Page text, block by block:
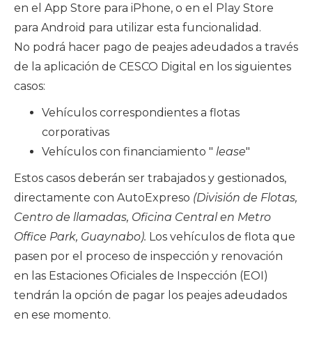
en el App Store para iPhone, o en el Play Store
para Android para utilizar esta funcionalidad.
No podrá hacer pago de peajes adeudados a través
de la aplicación de CESCO Digital en los siguientes
casos:
Vehículos correspondientes a flotas
corporativas
Vehículos con financiamiento " lease"
Estos casos deberán ser trabajados y gestionados,
directamente con AutoExpreso (División de Flotas,
Centro de llamadas, Oficina Central en Metro
Office Park, Guaynabo). Los vehículos de flota que
pasen por el proceso de inspección y renovación
en las Estaciones Oficiales de Inspección (EOI)
tendrán la opción de pagar los peajes adeudados
en ese momento.